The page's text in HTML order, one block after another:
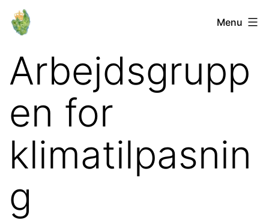
Fortsæt
Orø
Menu
Arbejdsgrupp
en for
klimatilpasnin
g